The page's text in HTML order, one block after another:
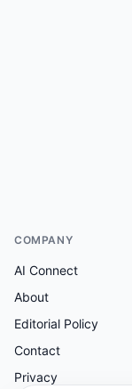
COMPANY
AI Connect
About
Editorial Policy
Contact
Privacy